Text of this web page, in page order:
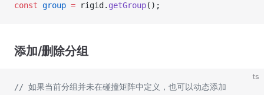
const group = rigid. getGroup();
添加/删除分组
ts
// 如果当前分组并未在碰撞矩阵中定义，也可以动态添加